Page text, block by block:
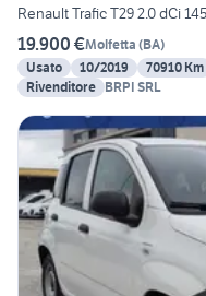
Renault Trafic T29 2.0 dCi
19.900 €Molfetta (BA)
Usato
10/2019 70910 Km
Rivenditore BRPI SRL